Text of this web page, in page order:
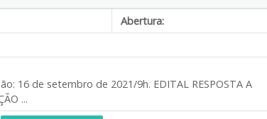
Abertura:
16 de setembro de 2021/9h. EDITAL RESPOSTA A
...